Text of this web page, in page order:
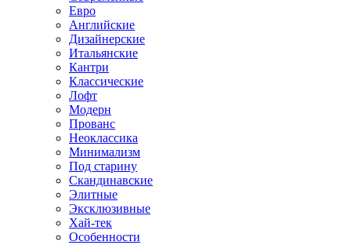
Евро
Английские
Дизайнерские
Итальянские
Кантри
Классические
Лофт
Модерн
Прованс
Неоклассика
Минимализм
Под старину
Скандинавские
Элитные
Эксклюзивные
Хай-тек
Особенности